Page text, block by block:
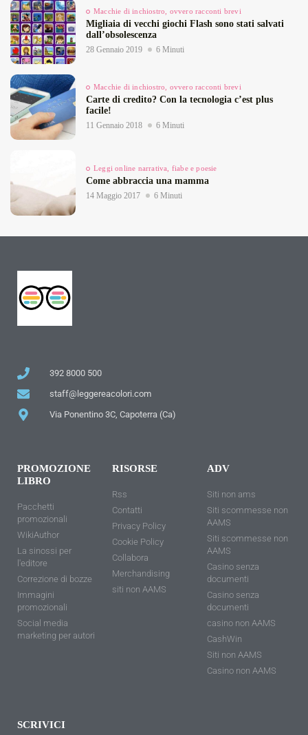
Macchie di inchiostro, ovvero racconti brevi
Migliaia di vecchi giochi Flash sono stati salvati
dall’obsolescenza
28 Gennaio 2019 6 Minuti
Macchie di inchiostro, ovvero racconti brevi
Carte di credito? Con la tecnologia c’est plus
facile!
11 Gennaio 2018 6 Minuti
Leggi online narrativa, fiabe e poesie
Come abbraccia una mamma
14 Maggio 2017 6 Minuti
392 8000 500
staff@leggereacolori.com
Via Ponentino 3C, Capoterra (Ca)
PROMOZIONE
LIBRO
Pacchetti
promozionali
WikiAuthor
La sinossi per
l'editore
Correzione di bozze
Immagini
promozionali
Social media
marketing per autori
RISORSE
Rss
Contatti
Privacy Policy
Cookie Policy
Collabora
Merchandising
siti non AAMS
ADV
Siti non ams
Siti scommesse non
AAMS
Siti scommesse non
AAMS
Casino senza
documenti
Casino senza
documenti
casino non AAMS
CashWin
Siti non AAMS
Casino non AAMS
SCRIVICI